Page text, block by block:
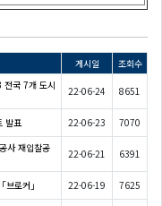
게시일 조회수
전국 7개 도시
22-06-24 8651
발표 22-06-23 7070
사 재입찰공
22-06-21 6391
로커」 22-06-19 7625